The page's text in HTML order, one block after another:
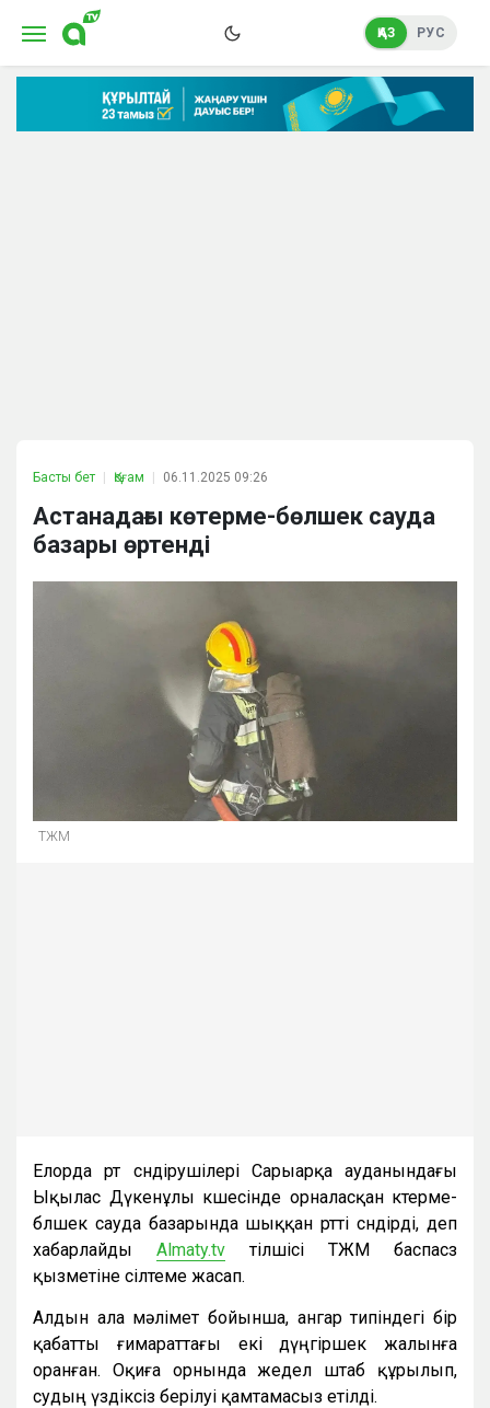
ҚАЗ РУС
Басты бет Қоғам 06.11.2025 09:26
Астанадағы көтерме-бөлшек сауда
базары өртенді
ТЖМ
Елорда өрт сөндірушілері Сарыарқа ауданындағы
Ықылас Дүкенұлы көшесінде орналасқан көтерме-
бөлшек сауда базарында шыққан өртті сөндірді, деп
хабарлайды Almaty.tv тілшісі ТЖМ баспасөз
қызметіне сілтеме жасап.
Алдын ала мәлімет бойынша, ангар типіндегі бір
қабатты ғимараттағы екі дүңгіршек жалынға
оранған. Оқиға орнында жедел штаб құрылып,
судың үздіксіз берілуі қамтамасыз етілді.